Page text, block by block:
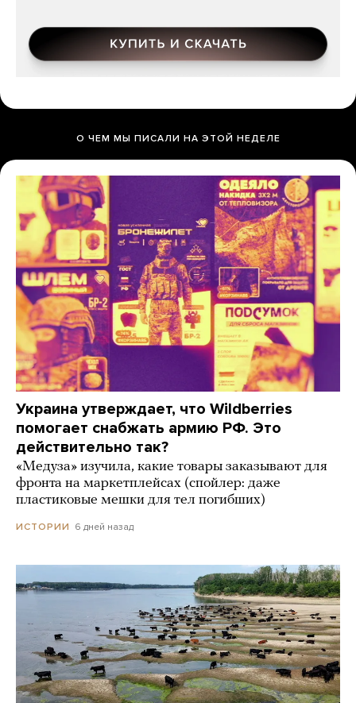
О ЧЕМ МЫ ПИСАЛИ НА ЭТОЙ НЕДЕЛЕ
Украина утверждает, что Wildberries
помогает снабжать армию РФ. Это
действительно так?
«Медуза» изучила, какие товары заказывают для
фронта на маркетплейсах (спойлер: даже
пластиковые мешки для тел погибших)
ИСТОРИИ 6 дней назад